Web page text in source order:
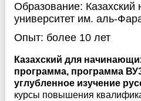
Образование:
университет им. аль-
Опыт: более 10 лет
Казахский для
программа, программа
углубленное изучение
курсы повышения